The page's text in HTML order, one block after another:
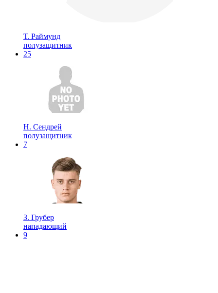
Т. Раймунд
полузащитник
25
Н. Сендрей
полузащитник
7
З. Грубер
нападающий
9